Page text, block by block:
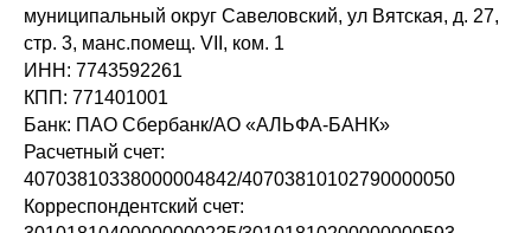
муниципальный округ Савеловский, ул Вятская, д. 27,
стр. 3, манс.помещ. VII, ком. 1
ИНН: 7743592261
КПП: 771401001
Банк: ПАО Сбербанк/АО «АЛЬФА-БАНК»
Расчетный счет:
40703810338000004842/40703810102790000050
Корреспондентский счет: